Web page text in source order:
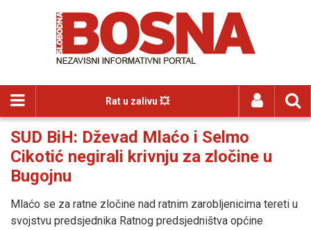
Rat u zalivu 💥
SUD BiH: Dževad Mlaćo i Selmo
Cikotić negirali krivnju za zločine u
Bugojnu
Mlaćo se za ratne zločine nad ratnim zarobljenicima tereti u
svojstvu predsjednika Ratnog predsjedništva općine